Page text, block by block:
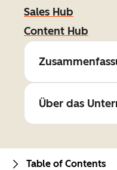
Sales Hub
Content Hub
Über das
Table of Contents